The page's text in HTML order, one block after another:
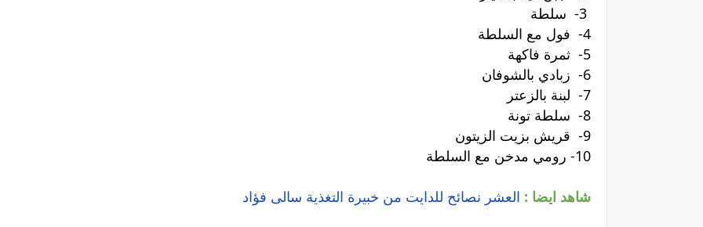
4- فول مع السلطة
5- ثمرة فاكهة
6- زبادي بالشوفان
7- لبنة بالزعتر
8- سلطة تونة
9- قريش بزيت الزيتون
10- رومي مدخن مع السلطة
شاهد ايضا : العشر نصائح للدايت من خبيرة التغذية سالى فؤاد